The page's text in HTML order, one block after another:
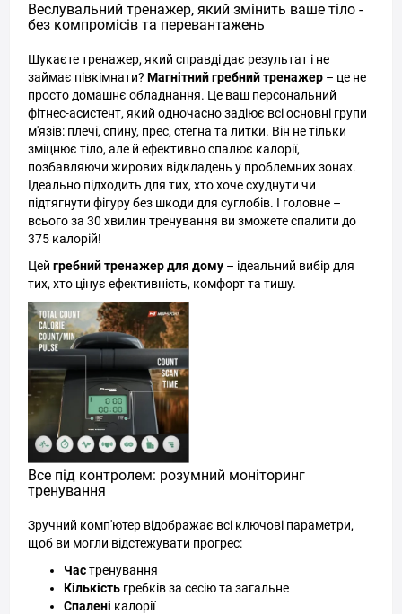
Веслувальний тренажер, який змінить ваше тіло -
без компромісів та перевантажень
Шукаєте тренажер, який справді дає результат і не
займає півкімнати? Магнітний гребний тренажер – це не
просто домашнє обладнання. Це ваш персональний
фітнес-асистент, який одночасно задіює всі основні групи
м'язів: плечі, спину, прес, стегна та литки. Він не тільки
зміцнює тіло, але й ефективно спалює калорії,
позбавляючи жирових відкладень у проблемних зонах.
Ідеально підходить для тих, хто хоче схуднути чи
підтягнути фігуру без шкоди для суглобів. І головне –
всього за 30 хвилин тренування ви зможете спалити до
375 калорій!
Цей гребний тренажер для дому – ідеальний вибір для
тих, хто цінує ефективність, комфорт та тишу.
Все під контролем: розумний моніторинг
тренування
Зручний комп'ютер відображає всі ключові параметри,
щоб ви могли відстежувати прогрес:
Частренування
Кількість гребків за сесію та загальне
Спалені калорії